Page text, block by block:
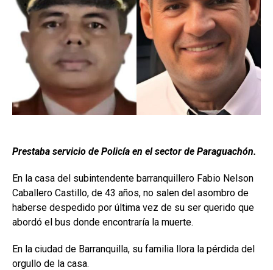
Prestaba servicio de Policía en el sector de Paraguachón.
En la casa del subintendente barranquillero Fabio Nelson
Caballero Castillo, de 43 años, no salen del asombro de
haberse despedido por última vez de su ser querido que
abordó el bus donde encontraría la muerte.
En la ciudad de Barranquilla, su familia llora la pérdida del
orgullo de la casa.